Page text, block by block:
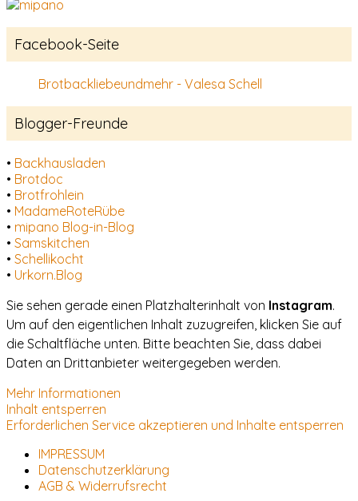
Facebook-Seite
Brotbackliebeundmehr - Valesa Schell
Blogger-Freunde
• Backhausladen
• Brotdoc
• Brotfrohlein
• MadameRoteRübe
• mipano Blog-in-Blog
• Samskitchen
• Schellikocht
• Urkorn.Blog
Sie sehen gerade einen Platzhalterinhalt von Instagram.
Um auf den eigentlichen Inhalt zuzugreifen, klicken Sie auf
die Schaltfläche unten. Bitte beachten Sie, dass dabei
Daten an Drittanbieter weitergegeben werden.
Mehr Informationen
Inhalt entsperren
Erforderlichen Service akzeptieren und Inhalte entsperren
IMPRESSUM
Datenschutzerklärung
AGB & Widerrufsrecht